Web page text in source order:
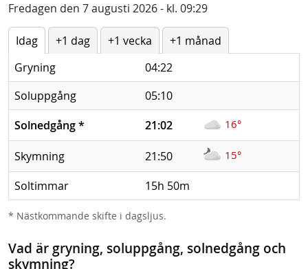
Fredagen den 7 augusti 2026 - kl. 09:29
Idag +1 dag +1 vecka
+1 månad
Gryning
04:22
Soluppgång
05:10
Solnedgång* 21:02 16°
Skymning 21:50 15°
Soltimmar 15h 50m
* Nästkommande skifte i dagsljus.
Vad är gryning, soluppgång, solnedgång och
skymning?